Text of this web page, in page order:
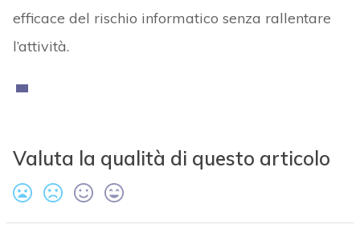
efficace del rischio informatico senza rallentare
l’attività.
Valuta la qualità di questo articolo